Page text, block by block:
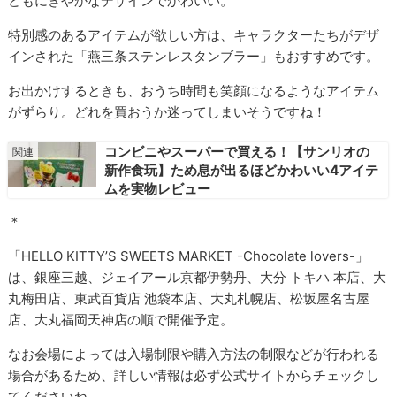
特別感のあるアイテムが欲しい方は、キャラクターたちがデザ
インされた「燕三条ステンレスタンブラー」もおすすめです。
お出かけするときも、おうち時間も笑顔になるようなアイテム
がずらり。どれを買おうか迷ってしまいそうですね！
コンビニやスーパーで買える！【サンリオの
新作食玩】ため息が出るほどかわいい4アイテ
ムを実物レビュー
＊
「HELLO KITTY’S SWEETS MARKET -Chocolate lovers-」
は、銀座三越、ジェイアール京都伊勢丹、大分 トキハ 本店、大
丸梅田店、東武百貨店 池袋本店、大丸札幌店、松坂屋名古屋
店、大丸福岡天神店の順で開催予定。
なお会場によっては入場制限や購入方法の制限などが行われる
場合があるため、詳しい情報は必ず公式サイトからチェックし